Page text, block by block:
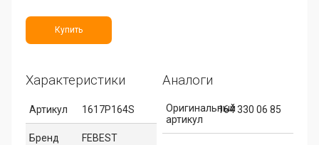
Купить
Характеристики
Артикул 1617P164S
Бренд FEBEST
Аналоги
Оригинальный
артикул
164 330 06 85